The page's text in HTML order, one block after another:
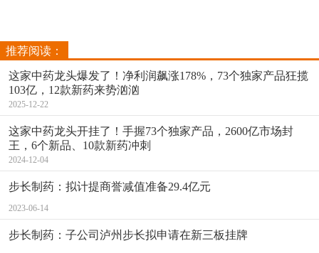
推荐阅读：
这家中药龙头爆发了！净利润飙涨178%，73个独家产品狂揽
103亿，12款新药来势汹汹
2025-12-22
这家中药龙头开挂了！手握73个独家产品，2600亿市场封
王，6个新品、10款新药冲刺
2024-12-04
步长制药：拟计提商誉减值准备29.4亿元
2023-06-14
步长制药：子公司泸州步长拟申请在新三板挂牌